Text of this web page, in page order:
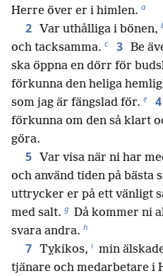
Herre över er i himlen. a
2 Var uthålliga i bönen,
och tacksamma. c 3 Be
ska öppna en dörr för
förkunna den heliga
som jag är fängslad för. e 4
förkunna om den så klart
göra.
5 Var visa när ni har
och använd tiden på bästa
uttrycker er på ett vänligt
med salt. g Då kommer ni
svara andra. h
7 Tỵkikos, i min
tjänare och medarbetare i